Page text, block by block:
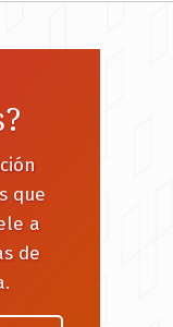
que
a
de